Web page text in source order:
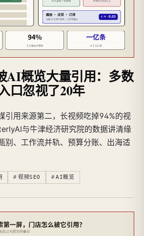
AI概览大量引用：多数
口忽视了20年
引用来源第二，长视频吃掉94%的视
与牛津经济研究院的数据讲清缘
别、工作流并轨、预算分账、出海适
视频SEO AI概览